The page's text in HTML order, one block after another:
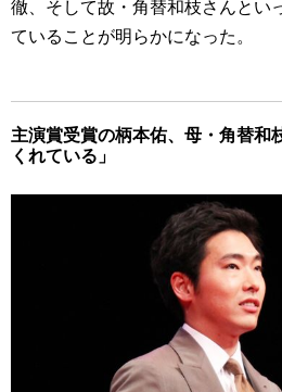
徹、そして故・角替和枝さんとい
ていることが明らかになった。
主演賞受賞の柄本佑、母・角替和
くれている」